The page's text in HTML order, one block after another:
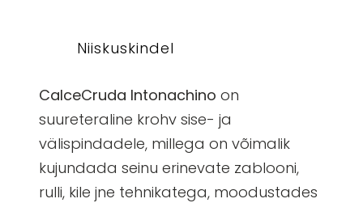
Niiskuskindel
CalceCruda Intonachino on
suureteraline krohv sise- ja
välispindadele, millega on võimalik
kujundada seinu erinevate zablooni,
rulli, kile jne tehnikatega, moodustades